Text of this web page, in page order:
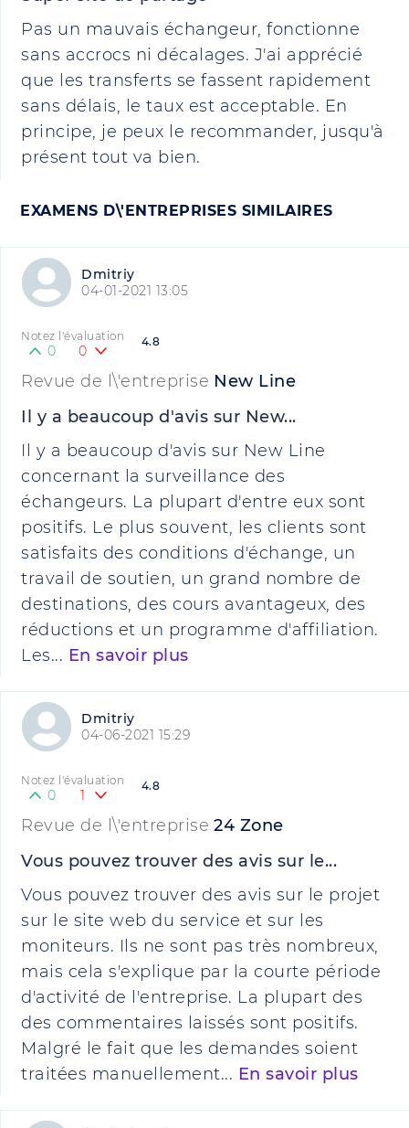
Pas un mauvais échangeur, fonctionne
sans accrocs ni décalages. J'ai apprécié
que les transferts se fassent rapidement
sans délais, le taux est acceptable. En
principe, je peux le recommander, jusqu'à
présent tout va bien.
EXAMENS D\'ENTREPRISES SIMILAIRES
Dmitriy
04-01-2021 13:05
4.8
Notez l'évaluation
0 0
Revue de l\'entreprise New Line
Il y a beaucoup d'avis sur New...
Il y a beaucoup d'avis sur New Line
concernant la surveillance des
échangeurs. La plupart d'entre eux sont
positifs. Le plus souvent, les clients sont
satisfaits des conditions d'échange, un
travail de soutien, un grand nombre de
destinations, des cours avantageux, des
réductions et un programme d'affiliation.
Les... En savoir plus
Dmitriy
04-06-2021 15:29
4.8
Notez l'évaluation
0 1
Revue de l\'entreprise 24 Zone
Vous pouvez trouver des avis sur le...
Vous pouvez trouver des avis sur le projet
sur le site web du service et sur les
moniteurs. Ils ne sont pas très nombreux,
mais cela s'explique par la courte période
d'activité de l'entreprise. La plupart des
des commentaires laissés sont positifs.
Malgré le fait que les demandes soient
traitées manuellement... En savoir plus